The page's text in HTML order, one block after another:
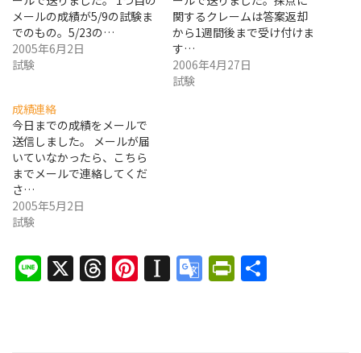
メールの成績が5/9の試験ま
でのもの。5/23の…
2005年6月2日
試験
関するクレームは答案返却
から1週間後まで受け付けま
す…
2006年4月27日
試験
成績連絡
今日までの成績をメールで
送信しました。 メールが届
いていなかったら、こちら
までメールで連絡してくだ
さ…
2005年5月2日
試験
Line
X Threads
Pinterest
Instapaper
Google
Translate